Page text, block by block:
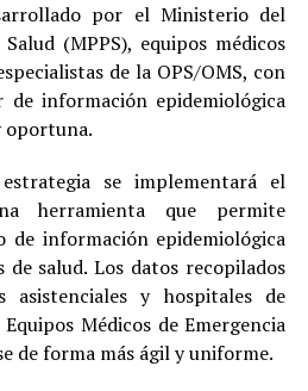
por el Ministerio del
(MPPS), equipos médicos
de la OPS/OMS, con
información epidemiológica
oportuna.
se implementará el
herramienta que permite
de información epidemiológica
salud. Los datos recopilados
asistenciales y hospitales de
Médicos de Emergencia
de forma más ágil y uniforme.